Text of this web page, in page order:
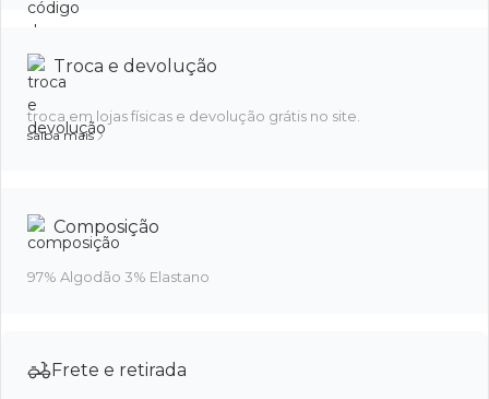
Troca e devolução
troca em lojas físicas e devolução grátis no site.
saiba mais
Composição
97% Algodão 3% Elastano
Frete e retirada